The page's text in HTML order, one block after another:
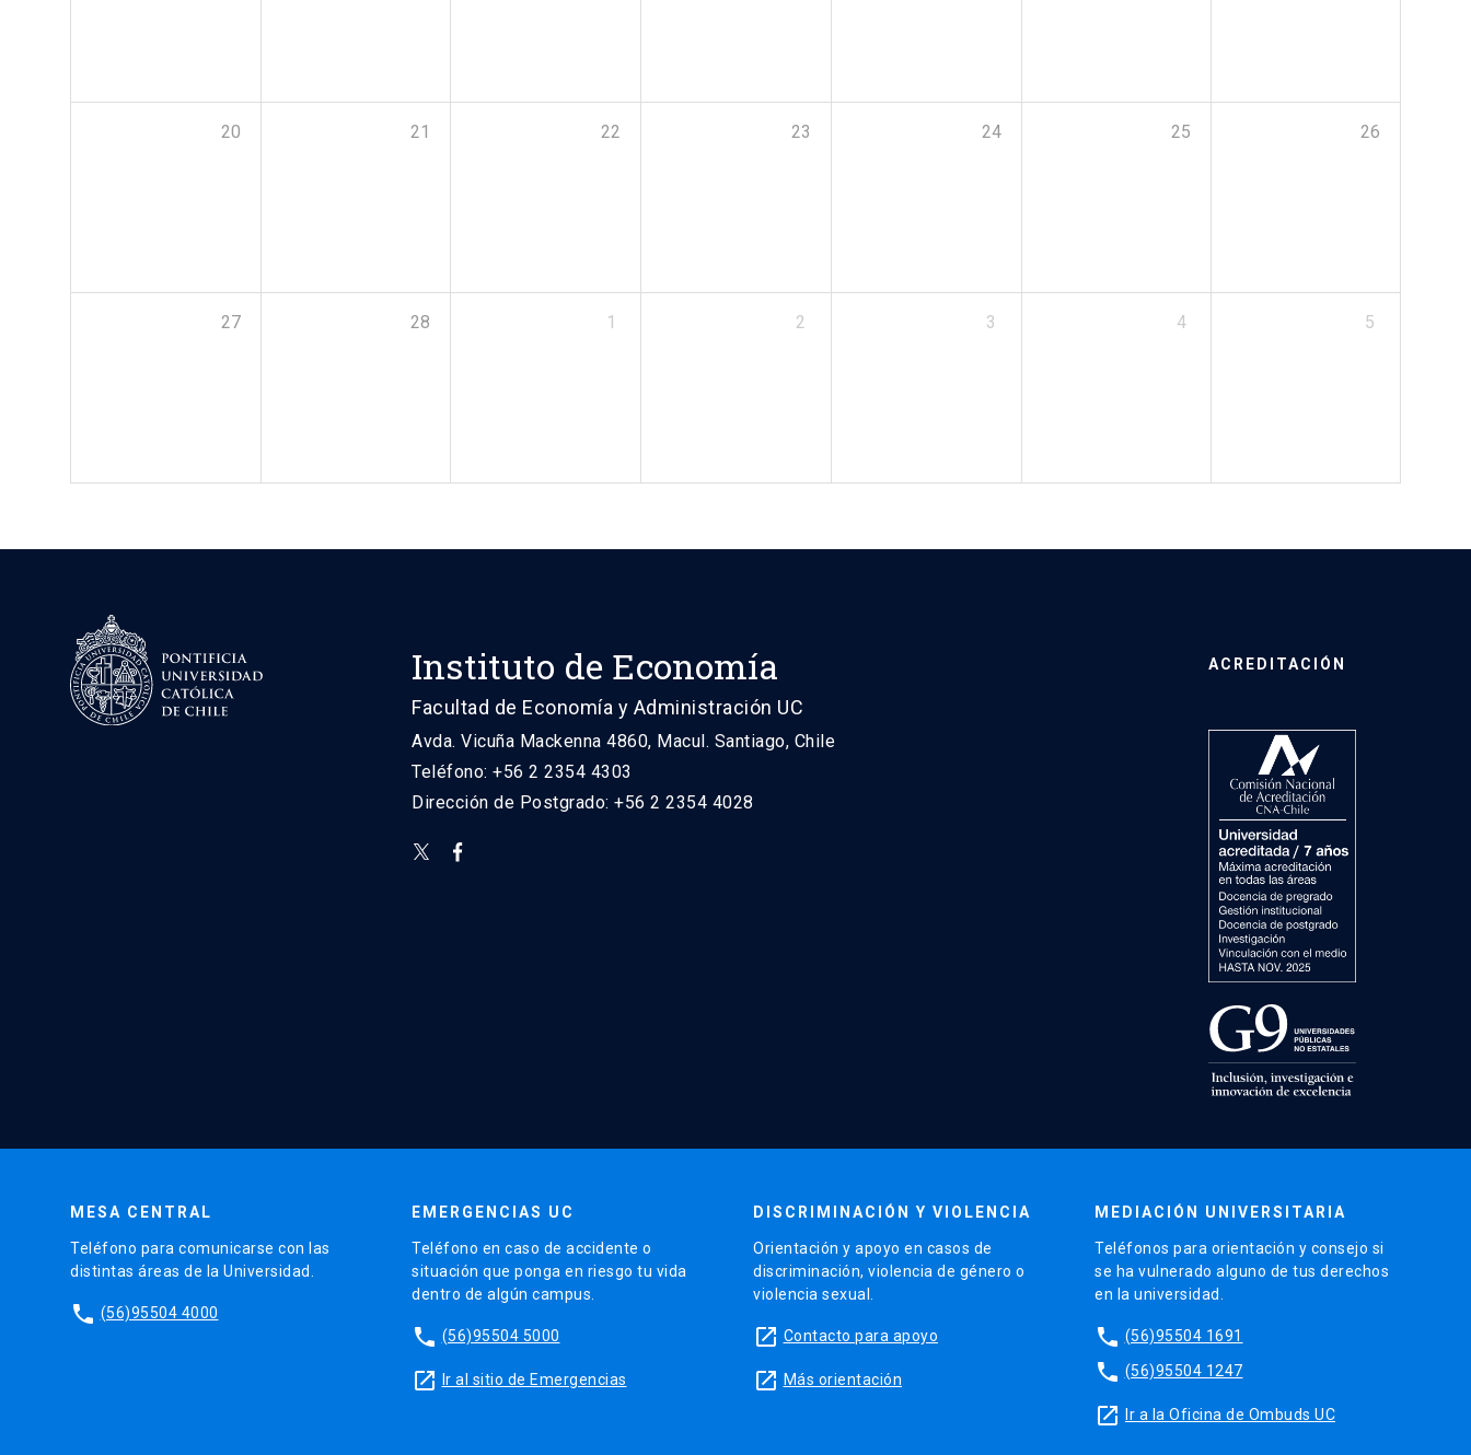
20 21 22 23 24 25 26
27 28 1 2 3 4 5
Instituto de Economía
Facultad de Economía y Administración UC
Avda. Vicuña Mackenna 4860, Macul. Santiago, Chile
Teléfono: +56 2 2354 4303
Dirección de Postgrado: +56 2 2354 4028
ACREDITACIÓN
MESA CENTRAL
Teléfono para comunicarse con las
distintas áreas de la Universidad.
phone (56)95504 4000
EMERGENCIAS UC
Teléfono en caso de accidente o
situación que ponga en riesgo tu vida
dentro de algún campus.
phone (56)95504 5000
launch Ir al sitio de Emergencias
DISCRIMINACIÓN Y VIOLENCIA
Orientación y apoyo en casos de
discriminación, violencia de género o
violencia sexual.
launch Contacto para apoyo
launch Más orientación
MEDIACIÓN UNIVERSITARIA
Teléfonos para orientación y consejo si
se ha vulnerado alguno de tus derechos
en la universidad.
phone (56)95504 1691
phone (56)95504 1247
launch Ir a la Oficina de Ombuds UC